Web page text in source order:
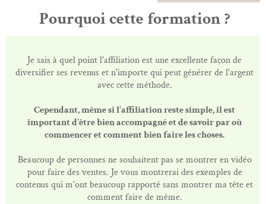
Pourquoi cette formation ?
Je sais à quel point l'affiliation est une excellente façon de
diversifier ses revenus et n'importe qui peut générer de l'argent
avec cette méthode.
Cependant, même si l'affiliation reste simple, il est
important d'être bien accompagné et de savoir par où
commencer et comment bien faire les choses.
Beaucoup de personnes ne souhaitent pas se montrer en vidéo
pour faire des ventes. Je vous montrerai des exemples de
contenus qui m'ont beaucoup rapporté sans montrer ma tête et
comment faire de même.